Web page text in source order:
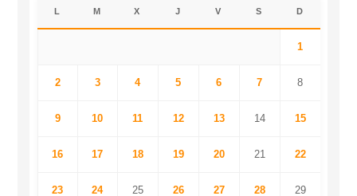
L M X J V S D
1
2 3 4 5 6 7 8
9 10 11 12 13 14 15
16 17 18 19 20 21 22
23 24 25 26 27 28 29